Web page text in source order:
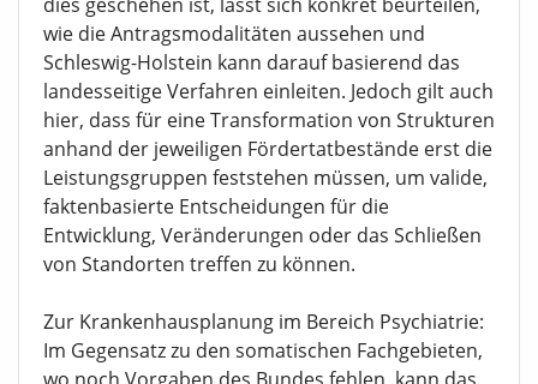
wie die Antragsmodalitäten aussehen und
Schleswig-Holstein kann darauf basierend das
landesseitige Verfahren einleiten. Jedoch gilt auch
hier, dass für eine Transformation von Strukturen
anhand der jeweiligen Fördertatbestände erst die
Leistungsgruppen feststehen müssen, um valide,
faktenbasierte Entscheidungen für die
Entwicklung, Veränderungen oder das Schließen
von Standorten treffen zu können.
Zur Krankenhausplanung im Bereich Psychiatrie:
Im Gegensatz zu den somatischen Fachgebieten,